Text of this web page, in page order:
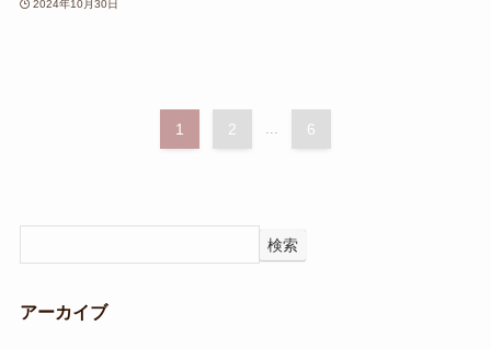
2024年10月30日
1 2 6
検索
アーカイブ